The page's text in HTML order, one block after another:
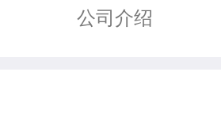
公司介绍